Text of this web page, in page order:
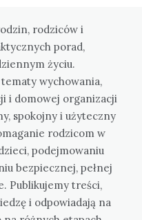
rodziców i
porad,
życiu.
wychowania,
i domowej organizacji
spokojny i użyteczny
rodzicom w
podejmowaniu
bezpiecznej, pełnej
Publikujemy treści,
i odpowiadają na